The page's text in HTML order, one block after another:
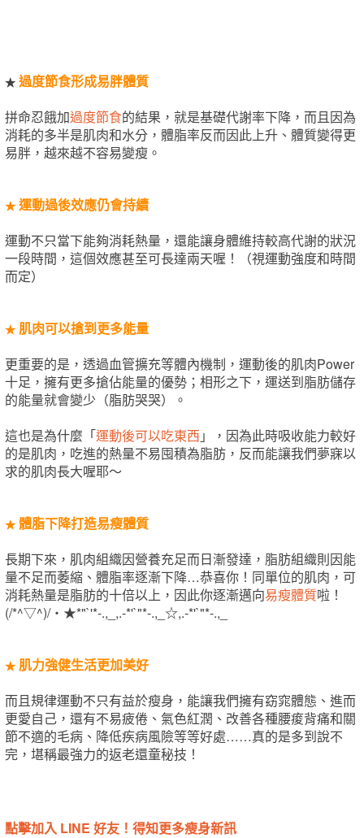
★ 過度節食形成易胖體質
拼命忍餓加過度節食的結果，就是基礎代謝率下降，而且因為
消耗的多半是肌肉和水分，體脂率反而因此上升、體質變得更
易胖，越來越不容易變瘦。
★ 運動過後效應仍會持續
運動不只當下能夠消耗熱量，還能讓身體維持較高代謝的狀況
一段時間，這個效應甚至可長達兩天喔！（視運動強度和時間
而定）
★ 肌肉可以搶到更多能量
更重要的是，透過血管擴充等體內機制，運動後的肌肉Power
十足，擁有更多搶佔能量的優勢；相形之下，運送到脂肪儲存
的能量就會變少（脂肪哭哭）。
這也是為什麼「運動後可以吃東西 」，因為此時吸收能力較好
的是肌肉，吃進的熱量不易囤積為脂肪，反而能讓我們夢寐以
求的肌肉長大喔耶～
★ 體脂下降打造易瘦體質
長期下來，肌肉組織因營養充足而日漸發達，脂肪組織則因能
量不足而萎縮、體脂率逐漸下降…恭喜你！同單位的肌肉，可
消耗熱量是脂肪的十倍以上，因此你逐漸邁向易瘦體質啦！
(/*^▽^)/‧★*"`'*-.,_,.-*'`"*-.,_☆,.-*'`"*-.,_
★ 肌力強健生活更加美好
而且規律運動不只有益於瘦身，能讓我們擁有窈窕體態、進而
更愛自己，還有不易疲倦、氣色紅潤、改善各種腰痠背痛和關
節不適的毛病、降低疾病風險等等好處……真的是多到說不
完，堪稱最強力的返老還童秘技！
點擊加入 LINE 好友！得知更多瘦身新訊